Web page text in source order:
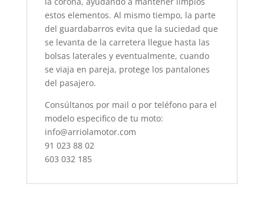
estos elementos. Al mismo tiempo, la parte
del guardabarros evita que la suciedad que
se levanta de la carretera llegue hasta las
bolsas laterales y eventualmente, cuando
se viaja en pareja, protege los pantalones
del pasajero.
Consúltanos por mail o por teléfono para el
modelo especifico de tu moto:
info@arriolamotor.com
91 023 88 02
603 032 185